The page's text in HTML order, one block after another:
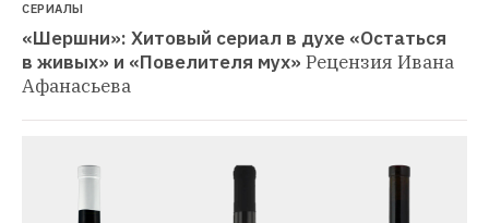
СЕРИАЛЫ
«Шершни»: Хитовый сериал в духе «Остаться
в живых» и «Повелителя мух» Рецензия Ивана
Афанасьева